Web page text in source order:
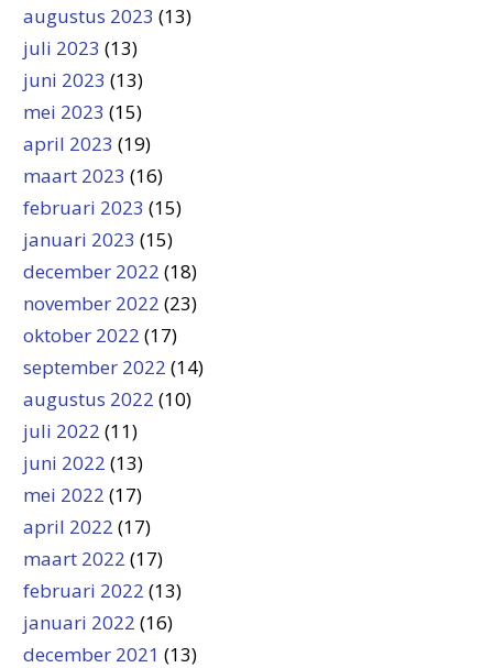
augustus 2023 (13)
juli 2023 (13)
juni 2023 (13)
mei 2023 (15)
april 2023 (19)
maart 2023 (16)
februari 2023 (15)
januari 2023 (15)
december 2022 (18)
november 2022 (23)
oktober 2022 (17)
september 2022 (14)
augustus 2022 (10)
juli 2022 (11)
juni 2022 (13)
mei 2022 (17)
april 2022 (17)
maart 2022 (17)
februari 2022 (13)
januari 2022 (16)
december 2021 (13)